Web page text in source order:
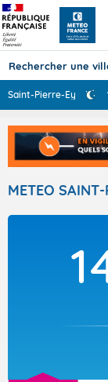
Saint-Pierre-Ey
METEO